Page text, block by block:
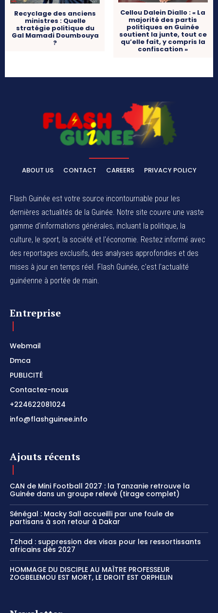
Recyclage des anciens
ministres : Quelle
stratégie politique du
Gal Mamadi Doumbouya
?
Cellou Dalein Diallo : « La
majorité des partis
politiques en Guinée
soutient la junte, tout ce
qu’elle fait, y compris la
confiscation »
ABOUT US CONTACT CAREERS PRIVACY POLICY
Flash Guinée est votre source incontournable pour les
dernières actualités de la Guinée. Notre site couvre une vaste
gamme d'informations générales, incluant la politique, la
culture, le sport, la société et l'économie. Restez informé avec
des reportages exclusifs, des analyses approfondies et des
mises à jour en temps réel. Flash Guinée, c'est l'actualité
guinéenne à portée de main.
Entreprise
Webmail
Dmca
PUBLICITÉ
Contactez-nous
+224622081024
info@flashguinee.info
Ajouts récents
CAN de Mini Football 2027 : la Tanzanie retrouve la
Guinée dans un groupe relevé (tirage complet)
Sénégal : Macky Sall accueilli par une foule de
partisans à son retour à Dakar
Tchad : suppression des visas pour les ressortissants
africains dès 2027
HOMMAGE DU DISCIPLE AU MAÎTRE PROFESSEUR
ZOGBELEMOU EST MORT, LE DROIT EST ORPHELIN